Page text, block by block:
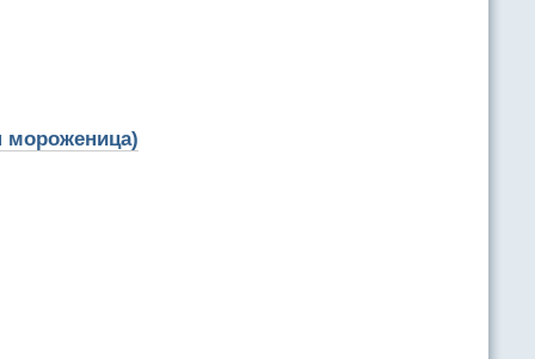
мороженица)